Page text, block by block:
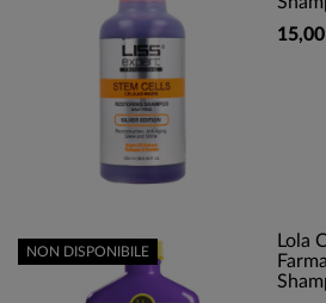
Lola
NON DISPONIBILE